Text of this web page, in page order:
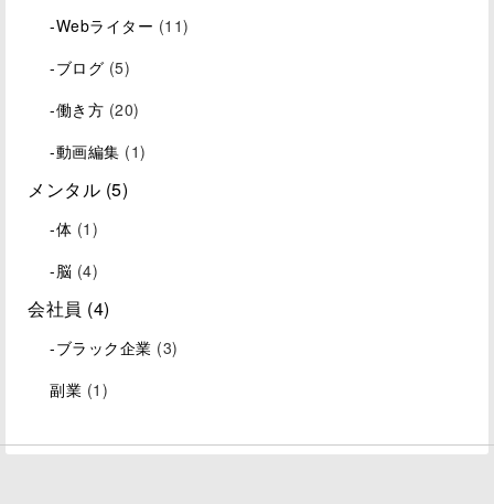
-Webライター (11)
-ブログ (5)
-働き方 (20)
-動画編集 (1)
メンタル (5)
-体 (1)
-脳 (4)
会社員 (4)
-ブラック企業 (3)
副業 (1)